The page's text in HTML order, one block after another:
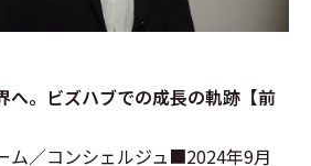
へ。ビズハブでの成長の軌跡【前
ム／コンシェルジュ■2024年9月